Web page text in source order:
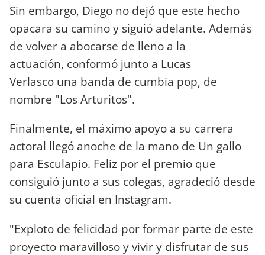
Sin embargo, Diego no dejó que este hecho
opacara su camino y siguió adelante. Además
de volver a abocarse de lleno a la
actuación, conformó junto a Lucas
Verlasco una banda de cumbia pop, de
nombre "Los Arturitos".
Finalmente, el máximo apoyo a su carrera
actoral llegó anoche de la mano de Un gallo
para Esculapio. Feliz por el premio que
consiguió junto a sus colegas, agradeció desde
su cuenta oficial en Instagram.
"Exploto de felicidad por formar parte de este
proyecto maravilloso y vivir y disfrutar de sus